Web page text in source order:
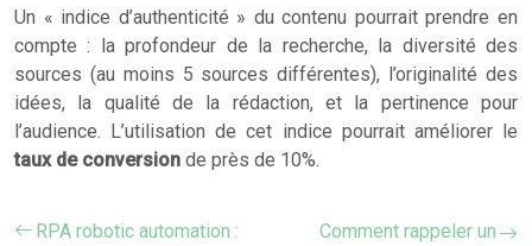
Un « indice d’authenticité » du contenu pourrait prendre en
compte : la profondeur de la recherche, la diversité des
sources (au moins 5 sources différentes), l’originalité des
idées, la qualité de la rédaction, et la pertinence pour
l’audience. L’utilisation de cet indice pourrait améliorer le
taux de conversion de près de 10%.
RPA robotic automation :
Comment rappeler un